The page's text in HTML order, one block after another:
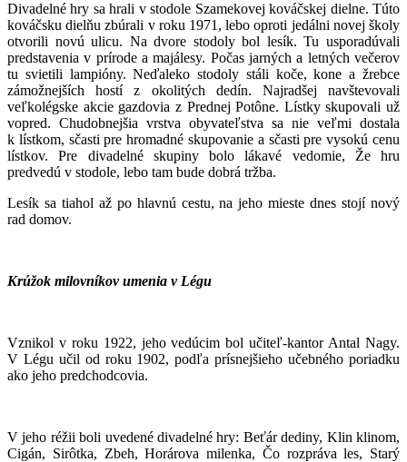
Divadelné hry sa hrali v stodole Szamekovej kováčskej dielne. Túto
kováčsku dielňu zbúrali v roku 1971, lebo oproti jedálni novej školy
otvorili novú ulicu. Na dvore stodoly bol lesík. Tu usporadúvali
predstavenia v prírode a majálesy. Počas jarných a letných večerov
tu svietili lampióny. Neďaleko stodoly stáli koče, kone a žrebce
zámožnejších hostí z okolitých dedín. Najradšej navštevovali
veľkolégske akcie gazdovia z Prednej Potône. Lístky skupovali už
vopred. Chudobnejšia vrstva obyvateľstva sa nie veľmi dostala
k lístkom, sčasti pre hromadné skupovanie a sčasti pre vysokú cenu
lístkov. Pre divadelné skupiny bolo lákavé vedomie, Že hru
predvedú v stodole, lebo tam bude dobrá tržba.
Lesík sa tiahol až po hlavnú cestu, na jeho mieste dnes stojí nový
rad domov.
Krúžok milovníkov umenia v Légu
Vznikol v roku 1922, jeho vedúcim bol učiteľ-kantor Antal Nagy.
V Légu učil od roku 1902, podľa prísnejšieho učebného poriadku
ako jeho predchodcovia.
V jeho réžii boli uvedené divadelné hry: Beťár dediny, Klin klinom,
Cigán, Sirôtka, Zbeh, Horárova milenka, Čo rozpráva les, Starý